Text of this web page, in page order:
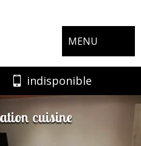
MENU
indisponible
cuisine